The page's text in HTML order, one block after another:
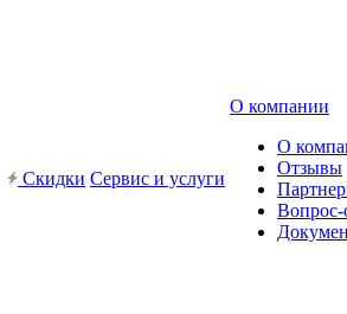
Скидки Сервис и услуги
О компании
О
Отзывы
Вопрос-